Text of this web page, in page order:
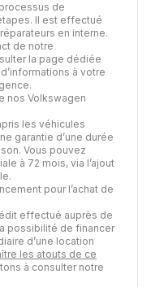
de
Il est effectué
en interne.
de notre
la page dédiée
à votre
nos Volkswagen
les véhicules
garantie d’une durée
Vous pouvez
à 72 mois, via l’ajout
pour l’achat de
effectué auprès de
possibilité de financer
d’une location
les atouts de ce
à consulter notre